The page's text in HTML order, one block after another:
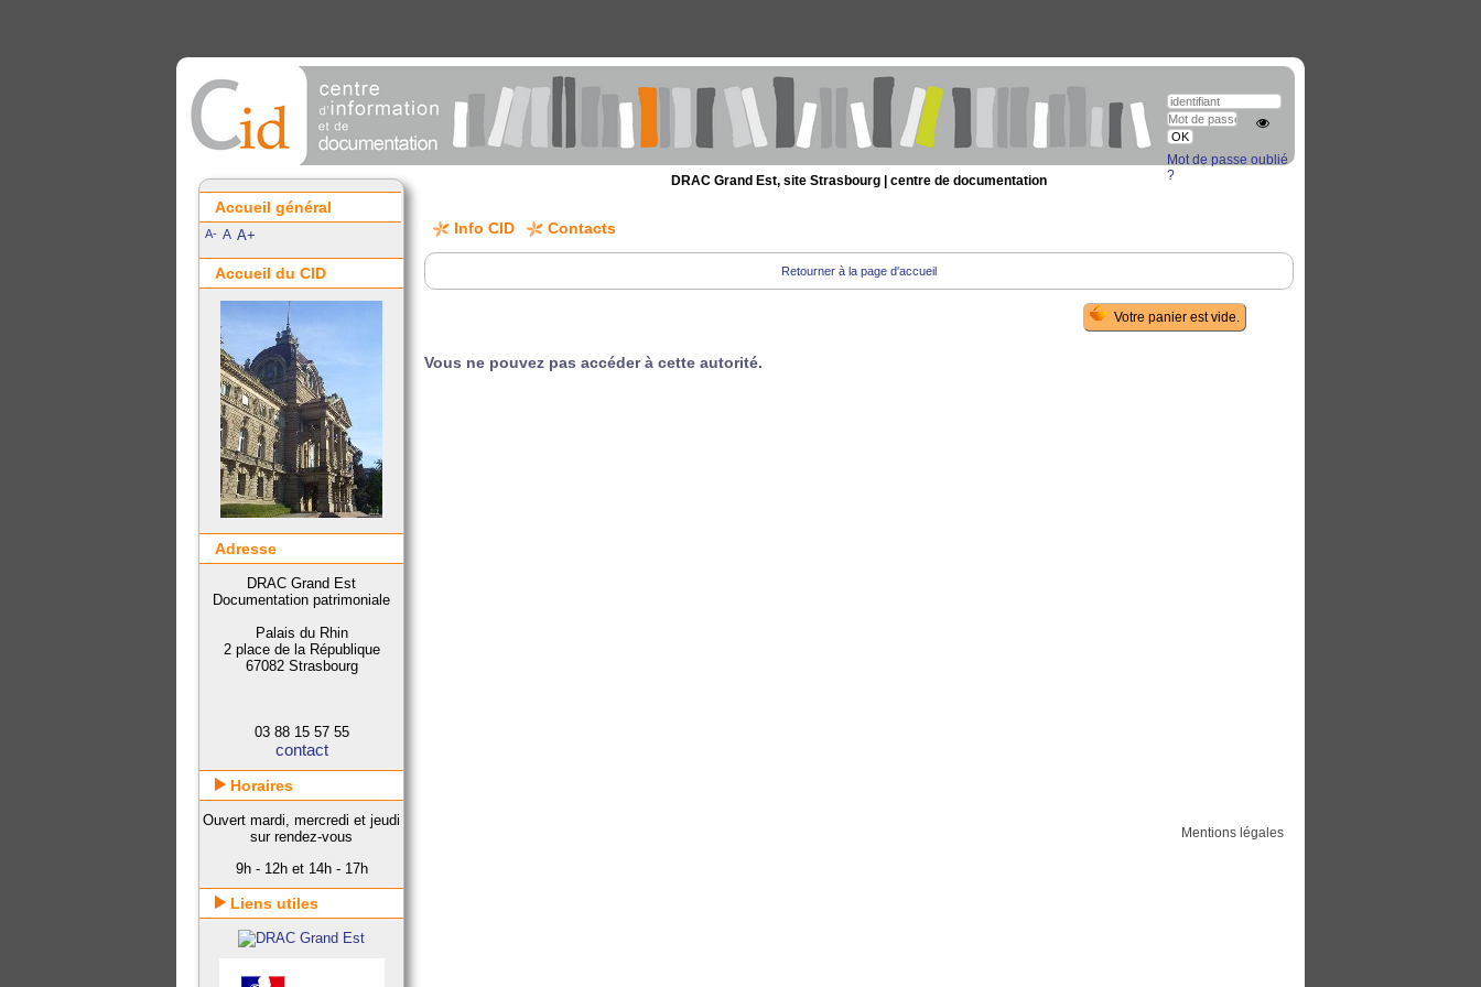
DRAC Grand Est, site Strasbourg | centre de documentation
Info CID Contacts
Retourner à la page d'accueil
Vous ne pouvez pas accéder à cette autorité.
Mentions légales
Accueil général
A- A A+
Accueil du CID
Mot de passe oublié
?
Adresse
DRAC Grand Est
Documentation patrimoniale
Palais du Rhin
2 place de la République
67082 Strasbourg
03 88 15 57 55
contact
Horaires
Ouvert mardi, mercredi et jeudi
sur rendez-vous
9h - 12h et 14h - 17h
Liens utiles